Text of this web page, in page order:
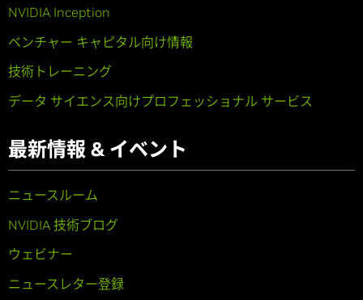
NVIDIA Inception
ベンチャー キャピタル向け情報
技術トレーニング
データ サイエンス向けプロフェッショナル サービス
最新情報 & イベント
ニュースルーム
NVIDIA 技術ブログ
ウェビナー
ニュースレター登録